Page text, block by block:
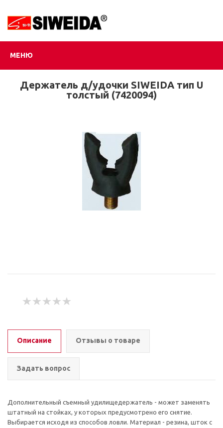
МЕНЮ
Держатель д/удочки SIWEIDA тип U
толстый (7420094)
Описание Отзывы о товаре
Задать вопрос
Дополнительный съемный удилищедержатель - может заменять
штатный на стойках, у которых предусмотрено его снятие.
Выбирается исходя из способов ловли. Материал - резина, шток с